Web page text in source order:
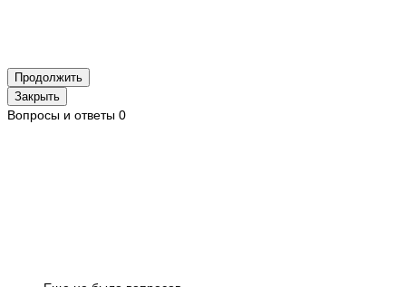
Продолжить
Закрыть
Вопросы и ответы 0